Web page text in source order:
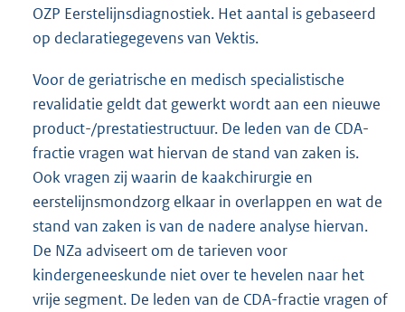
OZP Eerstelijnsdiagnostiek. Het aantal is gebaseerd
op declaratiegegevens van Vektis.
Voor de geriatrische en medisch specialistische
revalidatie geldt dat gewerkt wordt aan een nieuwe
product-/prestatiestructuur. De leden van de CDA-
fractie vragen wat hiervan de stand van zaken is.
Ook vragen zij waarin de kaakchirurgie en
eerstelijnsmondzorg elkaar in overlappen en wat de
stand van zaken is van de nadere analyse hiervan.
De NZa adviseert om de tarieven voor
kindergeneeskunde niet over te hevelen naar het
vrije segment. De leden van de CDA-fractie vragen of